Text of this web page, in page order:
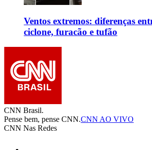
Ventos extremos: diferenças
ciclone, furacão e tufão
CNN Brasil.
Pense bem, pense CNN.CNN AO VIVO
CNN Nas Redes